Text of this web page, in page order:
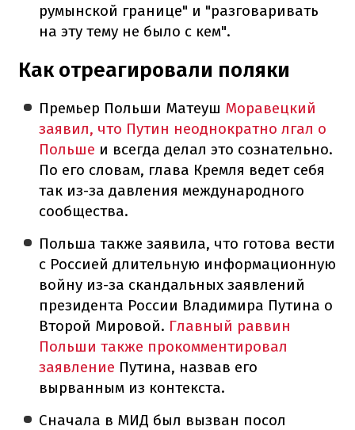
румынской границе" и "разговаривать
на эту тему не было с кем".
Как отреагировали поляки
Премьер Польши Матеуш Моравецкий
заявил, что Путин неоднократно лгал о
Польше и всегда делал это сознательно.
По его словам, глава Кремля ведет себя
так из-за давления международного
сообщества.
Польша также заявила, что готова вести
с Россией длительную информационную
войну из-за скандальных заявлений
президента России Владимира Путина о
Второй Мировой. Главный раввин
Польши также прокомментировал
заявление Путина, назвав его
вырванным из контекста.
Сначала в МИД был вызван посол